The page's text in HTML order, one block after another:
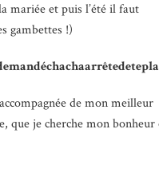
mariée et puis l’été il faut
gambettes !)
de mon meilleur
que je cherche mon bonheur